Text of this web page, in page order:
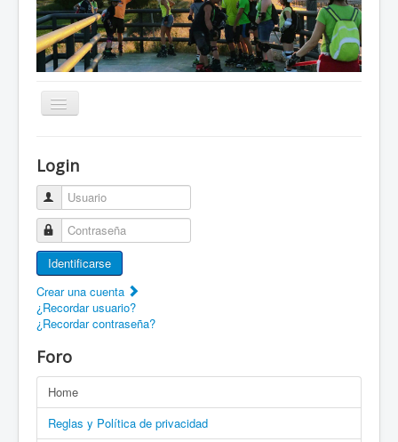
Cambiar
Patines Solidarios
¿Cómo asociarme? Ventajas
Movilidad en patines F.A.Q.
Enlaces
EN: Welcome to ZaragozaRoller!
EN: How to become a member?
DE: Willkommen zu ZaragozaRoller!
Login
Usuario
Contraseña
Identificarse
Crear una cuenta
¿Recordar usuario?
¿Recordar contraseña?
Foro
Home
Reglas y Política de privacidad